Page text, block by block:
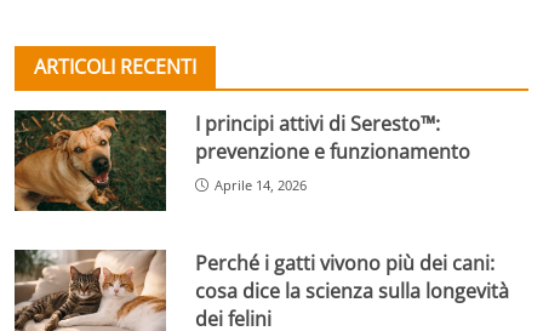
ARTICOLI RECENTI
I principi attivi di Seresto™:
prevenzione e funzionamento
Aprile 14, 2026
Perché i gatti vivono più dei cani:
cosa dice la scienza sulla longevità
dei felini